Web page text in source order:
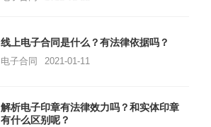
线上电子合同是什么？有法律依据吗？
电子合同 2021-01-11
解析电子印章有法律效力吗？和实体印章
有什么区别呢？